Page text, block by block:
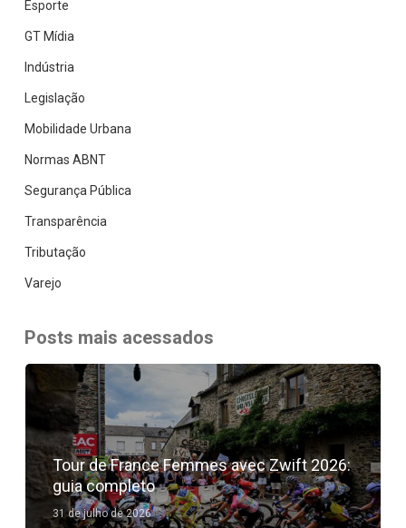
Esporte
GT Mídia
Indústria
Legislação
Mobilidade Urbana
Normas ABNT
Segurança Pública
Transparência
Tributação
Varejo
Posts mais acessados
Tour de France Femmes avec Zwift 2026:
guia completo
31 de julho de 2026